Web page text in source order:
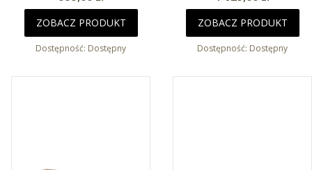
ZOBACZ PRODUKT
Dostępność: Dostępny
ZOBACZ PRODUKT
Dostępność: Dostępny